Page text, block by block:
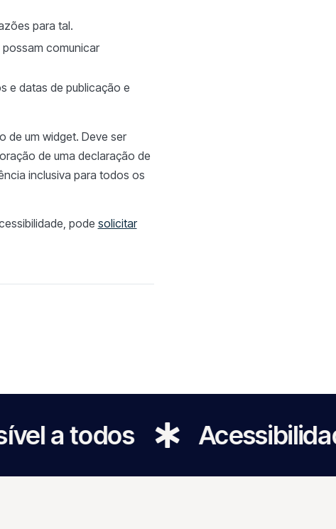
para tal.
comunicar
e datas de publicação e
de um widget. Deve ser
de uma declaração de
inclusiva para todos os
pode solicitar
Acessibilidade para